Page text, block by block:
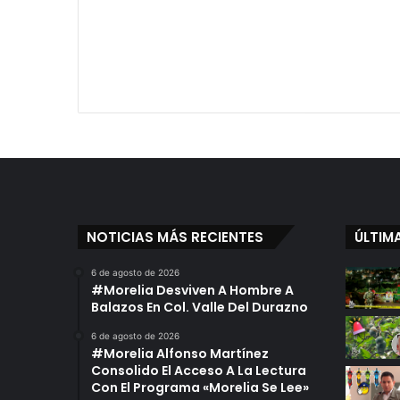
NOTICIAS MÁS RECIENTES
6 de agosto de 2026
#Morelia Desviven A Hombre A
Balazos En Col. Valle Del Durazno
6 de agosto de 2026
#Morelia Alfonso Martínez
Consolido El Acceso A La Lectura
Con El Programa «Morelia Se Lee»